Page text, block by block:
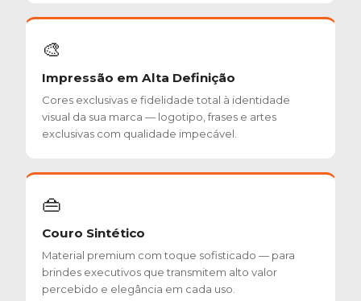
🎨
Impressão em Alta Definição
Cores exclusivas e fidelidade total à identidade
visual da sua marca — logotipo, frases e artes
exclusivas com qualidade impecável.
👜
Couro Sintético
Material premium com toque sofisticado — para
brindes executivos que transmitem alto valor
percebido e elegância em cada uso.